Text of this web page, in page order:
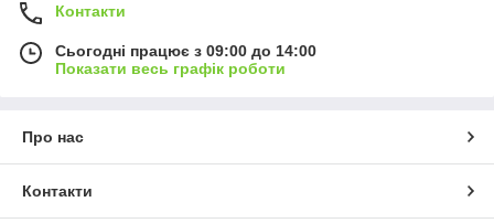
Контакти
Сьогодні працює з 09:00 до 14:00
Показати весь графік роботи
Про нас
Контакти